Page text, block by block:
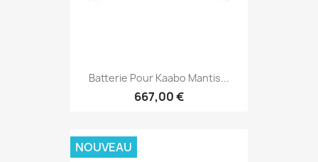
Batterie Pour Kaabo Mantis...
667,00 €
NOUVEAU